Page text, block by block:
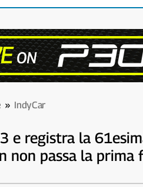
» IndyCar
e registra la
non passa la prima